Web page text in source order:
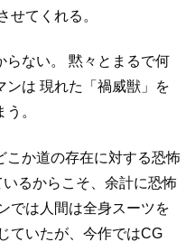
せてくれる。
ない。
黙々とまるで何
ンは 現れた「禍威獣」を
。
こか道の存在に対する恐怖
るからこそ、余計に恐怖
では人間は全身スーツを
ていたが、今作ではCG